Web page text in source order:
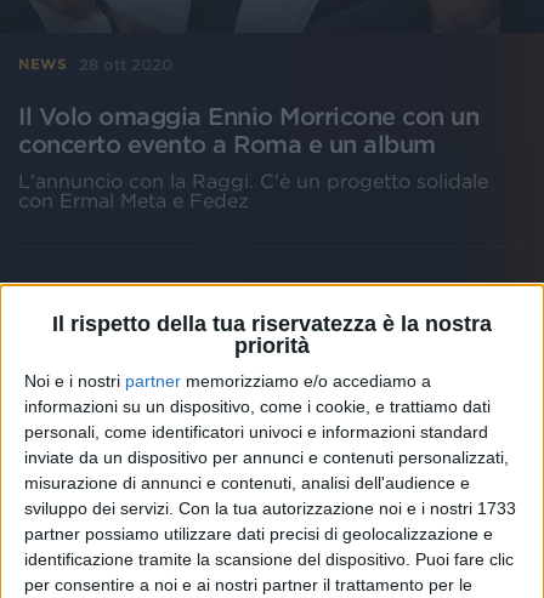
Il rispetto della tua riservatezza è la nostra
priorità
Noi e i nostri partner memorizziamo e/o accediamo a
informazioni su un dispositivo, come i cookie, e trattiamo dati
personali, come identificatori univoci e informazioni standard
inviate da un dispositivo per annunci e contenuti personalizzati,
misurazione di annunci e contenuti, analisi dell'audience e
sviluppo dei servizi. Con la tua autorizzazione noi e i nostri 1733
partner possiamo utilizzare dati precisi di geolocalizzazione e
identificazione tramite la scansione del dispositivo. Puoi fare clic
per consentire a noi e ai nostri partner il trattamento per le
NEWS 28 ott 2020
Il Volo omaggia Ennio Morricone con un
concerto evento a Roma e un album
L'annuncio con la Raggi. C'è un progetto solidale
con Ermal Meta e Fedez